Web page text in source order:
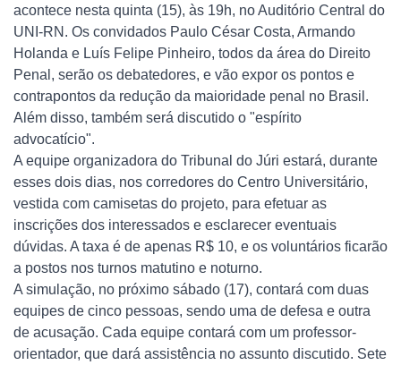
acontece nesta quinta (15), às 19h, no Auditório Central do
UNI-RN. Os convidados Paulo César Costa, Armando
Holanda e Luís Felipe Pinheiro, todos da área do Direito
Penal, serão os debatedores, e vão expor os pontos e
contrapontos da redução da maioridade penal no Brasil.
Além disso, também será discutido o "espírito
advocatício".
A equipe organizadora do Tribunal do Júri estará, durante
esses dois dias, nos corredores do Centro Universitário,
vestida com camisetas do projeto, para efetuar as
inscrições dos interessados e esclarecer eventuais
dúvidas. A taxa é de apenas R$ 10, e os voluntários ficarão
a postos nos turnos matutino e noturno.
A simulação, no próximo sábado (17), contará com duas
equipes de cinco pessoas, sendo uma de defesa e outra
de acusação. Cada equipe contará com um professor-
orientador, que dará assistência no assunto discutido. Sete